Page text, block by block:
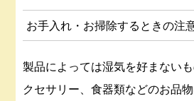
お手入れ・お掃除するときの注
製品によっては湿気を好まない
クセサリー、食器類などのお品